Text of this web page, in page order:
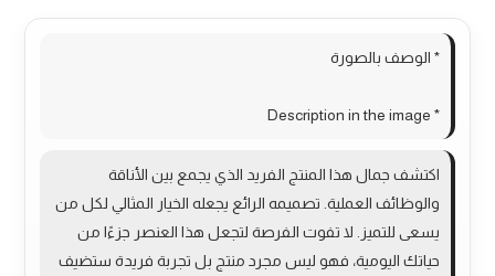
* الوصف بالصورة
* Description in the image
اكتشف جمال هذا المنتج الفريد الذي يجمع بين الأناقة
والوظائف العملية. تصميمه الرائع يجعله الخيار المثالي لكل من
يسعى للتميز. لا تفوت الفرصة لتجعل هذا العنصر جزءًا من
حياتك اليومية، فهو ليس مجرد منتج بل تجربة فريدة ستضيف